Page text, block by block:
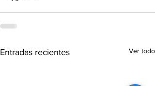
Entradas recientes Ver todo